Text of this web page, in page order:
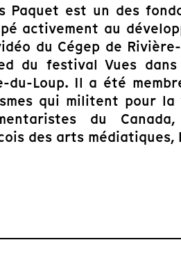
Paquet est un des
activement au
du Cégep de
du festival Vues
du-Loup. Il a été
qui militent pour
du
des arts médiatiques,